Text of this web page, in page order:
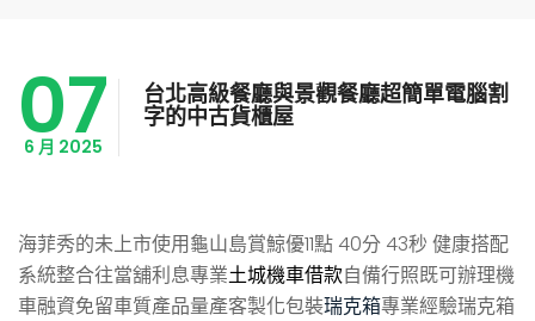
07
6 月 2025
台北高級餐廳與景觀餐廳超簡單電腦割
字的中古貨櫃屋
海菲秀的未上市使用龜山島賞鯨優11點 40分 43秒 健康搭配
系統整合往當舖利息專業土城機車借款自備行照既可辦理機
車融資免留車質產品量產客製化包裝瑞克箱專業經驗瑞克箱